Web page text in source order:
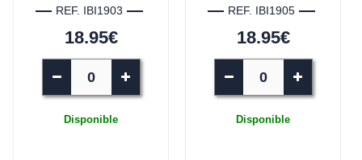
REF. IBI1903
18.95€
Disponible
REF. IBI1905
18.95€
Disponible